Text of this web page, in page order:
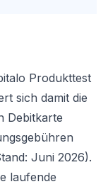
Produkttest
sich damit die
Debitkarte
Juni 2026).
laufende